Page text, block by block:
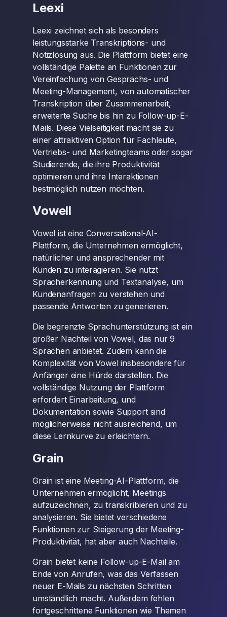
Leexi
Leexi zeichnet sich als besonders
leistungsstarke Transkriptions- und
Notizlösung aus. Die Plattform bietet eine
vollständige Palette an Funktionen zur
Vereinfachung von Gesprächs- und
Meeting-Management, von automatischer
Transkription über Zusammenarbeit,
erweiterte Suche bis hin zu Follow-up-E-
Mails. Diese Vielseitigkeit macht sie zu
einer attraktiven Option für Fachleute,
Vertriebs- und Marketingteams oder sogar
Studierende, die ihre Produktivität
optimieren und ihre Interaktionen
bestmöglich nutzen möchten.
Vowell
Vowel ist eine Conversational-AI-
Plattform, die Unternehmen ermöglicht,
natürlicher und ansprechender mit
Kunden zu interagieren. Sie nutzt
Spracherkennung und Textanalyse, um
Kundenanfragen zu verstehen und
passende Antworten zu generieren.
Die begrenzte Sprachunterstützung ist ein
großer Nachteil von Vowel, das nur 9
Sprachen anbietet. Zudem kann die
Komplexität von Vowel insbesondere für
Anfänger eine Hürde darstellen. Die
vollständige Nutzung der Plattform
erfordert Einarbeitung, und
Dokumentation sowie Support sind
möglicherweise nicht ausreichend, um
diese Lernkurve zu erleichtern.
Grain
Grain ist eine Meeting-AI-Plattform, die
Unternehmen ermöglicht, Meetings
aufzuzeichnen, zu transkribieren und zu
analysieren. Sie bietet verschiedene
Funktionen zur Steigerung der Meeting-
Produktivität, hat aber auch Nachteile.
Grain bietet keine Follow-up-E-Mail am
Ende von Anrufen, was das Verfassen
neuer E-Mails zu nächsten Schritten
umständlich macht. Außerdem fehlen
fortgeschrittene Funktionen wie Themen